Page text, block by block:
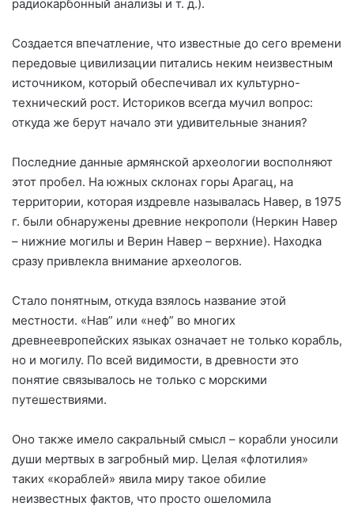
радиокарбонный анализы и т. д.).
Создается впечатление, что известные до сего времени
передовые цивилизации питались неким неизвестным
источником, который обеспечивал их культурно-
технический рост. Историков всегда мучил вопрос:
откуда же берут начало эти удивительные знания?
Последние данные армянской археологии восполняют
этот пробел. На южных склонах горы Арагац, на
территории, которая издревле называлась Навер, в 1975
г. были обнаружены древние некрополи (Неркин Навер
– нижние могилы и Верин Навер – верхние). Находка
сразу привлекла внимание археологов.
Стало понятным, откуда взялось название этой
местности. «Нав” или «неф” во многих
древнеевропейских языках означает не только корабль,
но и могилу. По всей видимости, в древности это
понятие связывалось не только с морскими
путешествиями.
Оно также имело сакральный смысл – корабли уносили
души мертвых в загробный мир. Целая «флотилия»
таких «кораблей» явила миру такое обилие
неизвестных фактов, что просто ошеломила